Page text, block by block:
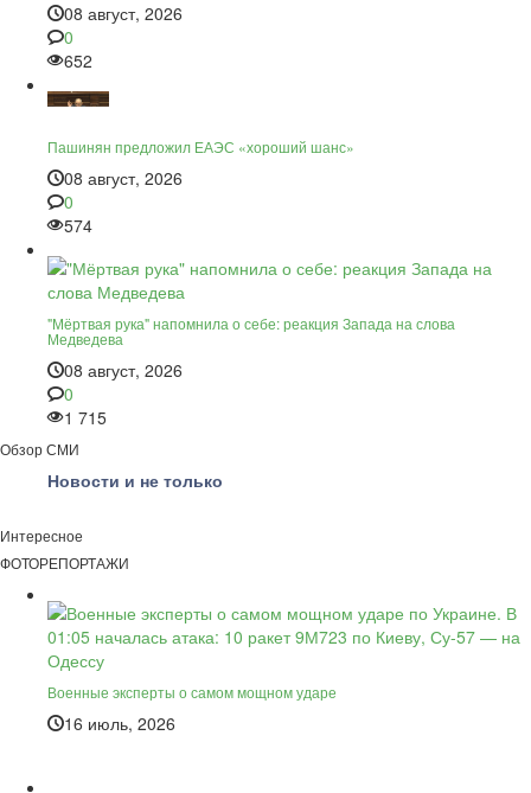
08 август, 2026
0
652
Пашинян предложил ЕАЭС «хороший шанс»
08 август, 2026
0
574
"Мёртвая рука" напомнила о себе: реакция Запада на слова
Медведева
08 август, 2026
0
1 715
Обзор СМИ
Новости и не только
Интересное
ФОТОРЕПОРТАЖИ
Военные эксперты о самом мощном ударе
16 июль, 2026